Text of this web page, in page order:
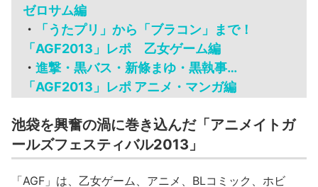
ゼロサム編
・
「うたプリ」から「ブラコン」まで！
「AGF2013」レポ 乙女ゲーム編
・ 進撃・黒バス・新條まゆ・黒執事…
「AGF2013」レポ アニメ・マンガ編
池袋を興奮の渦に巻き込んだ「アニメイトガ
ールズフェスティバル2013」
「AGF」は、乙女ゲーム、アニメ、BLコミック、ホビ